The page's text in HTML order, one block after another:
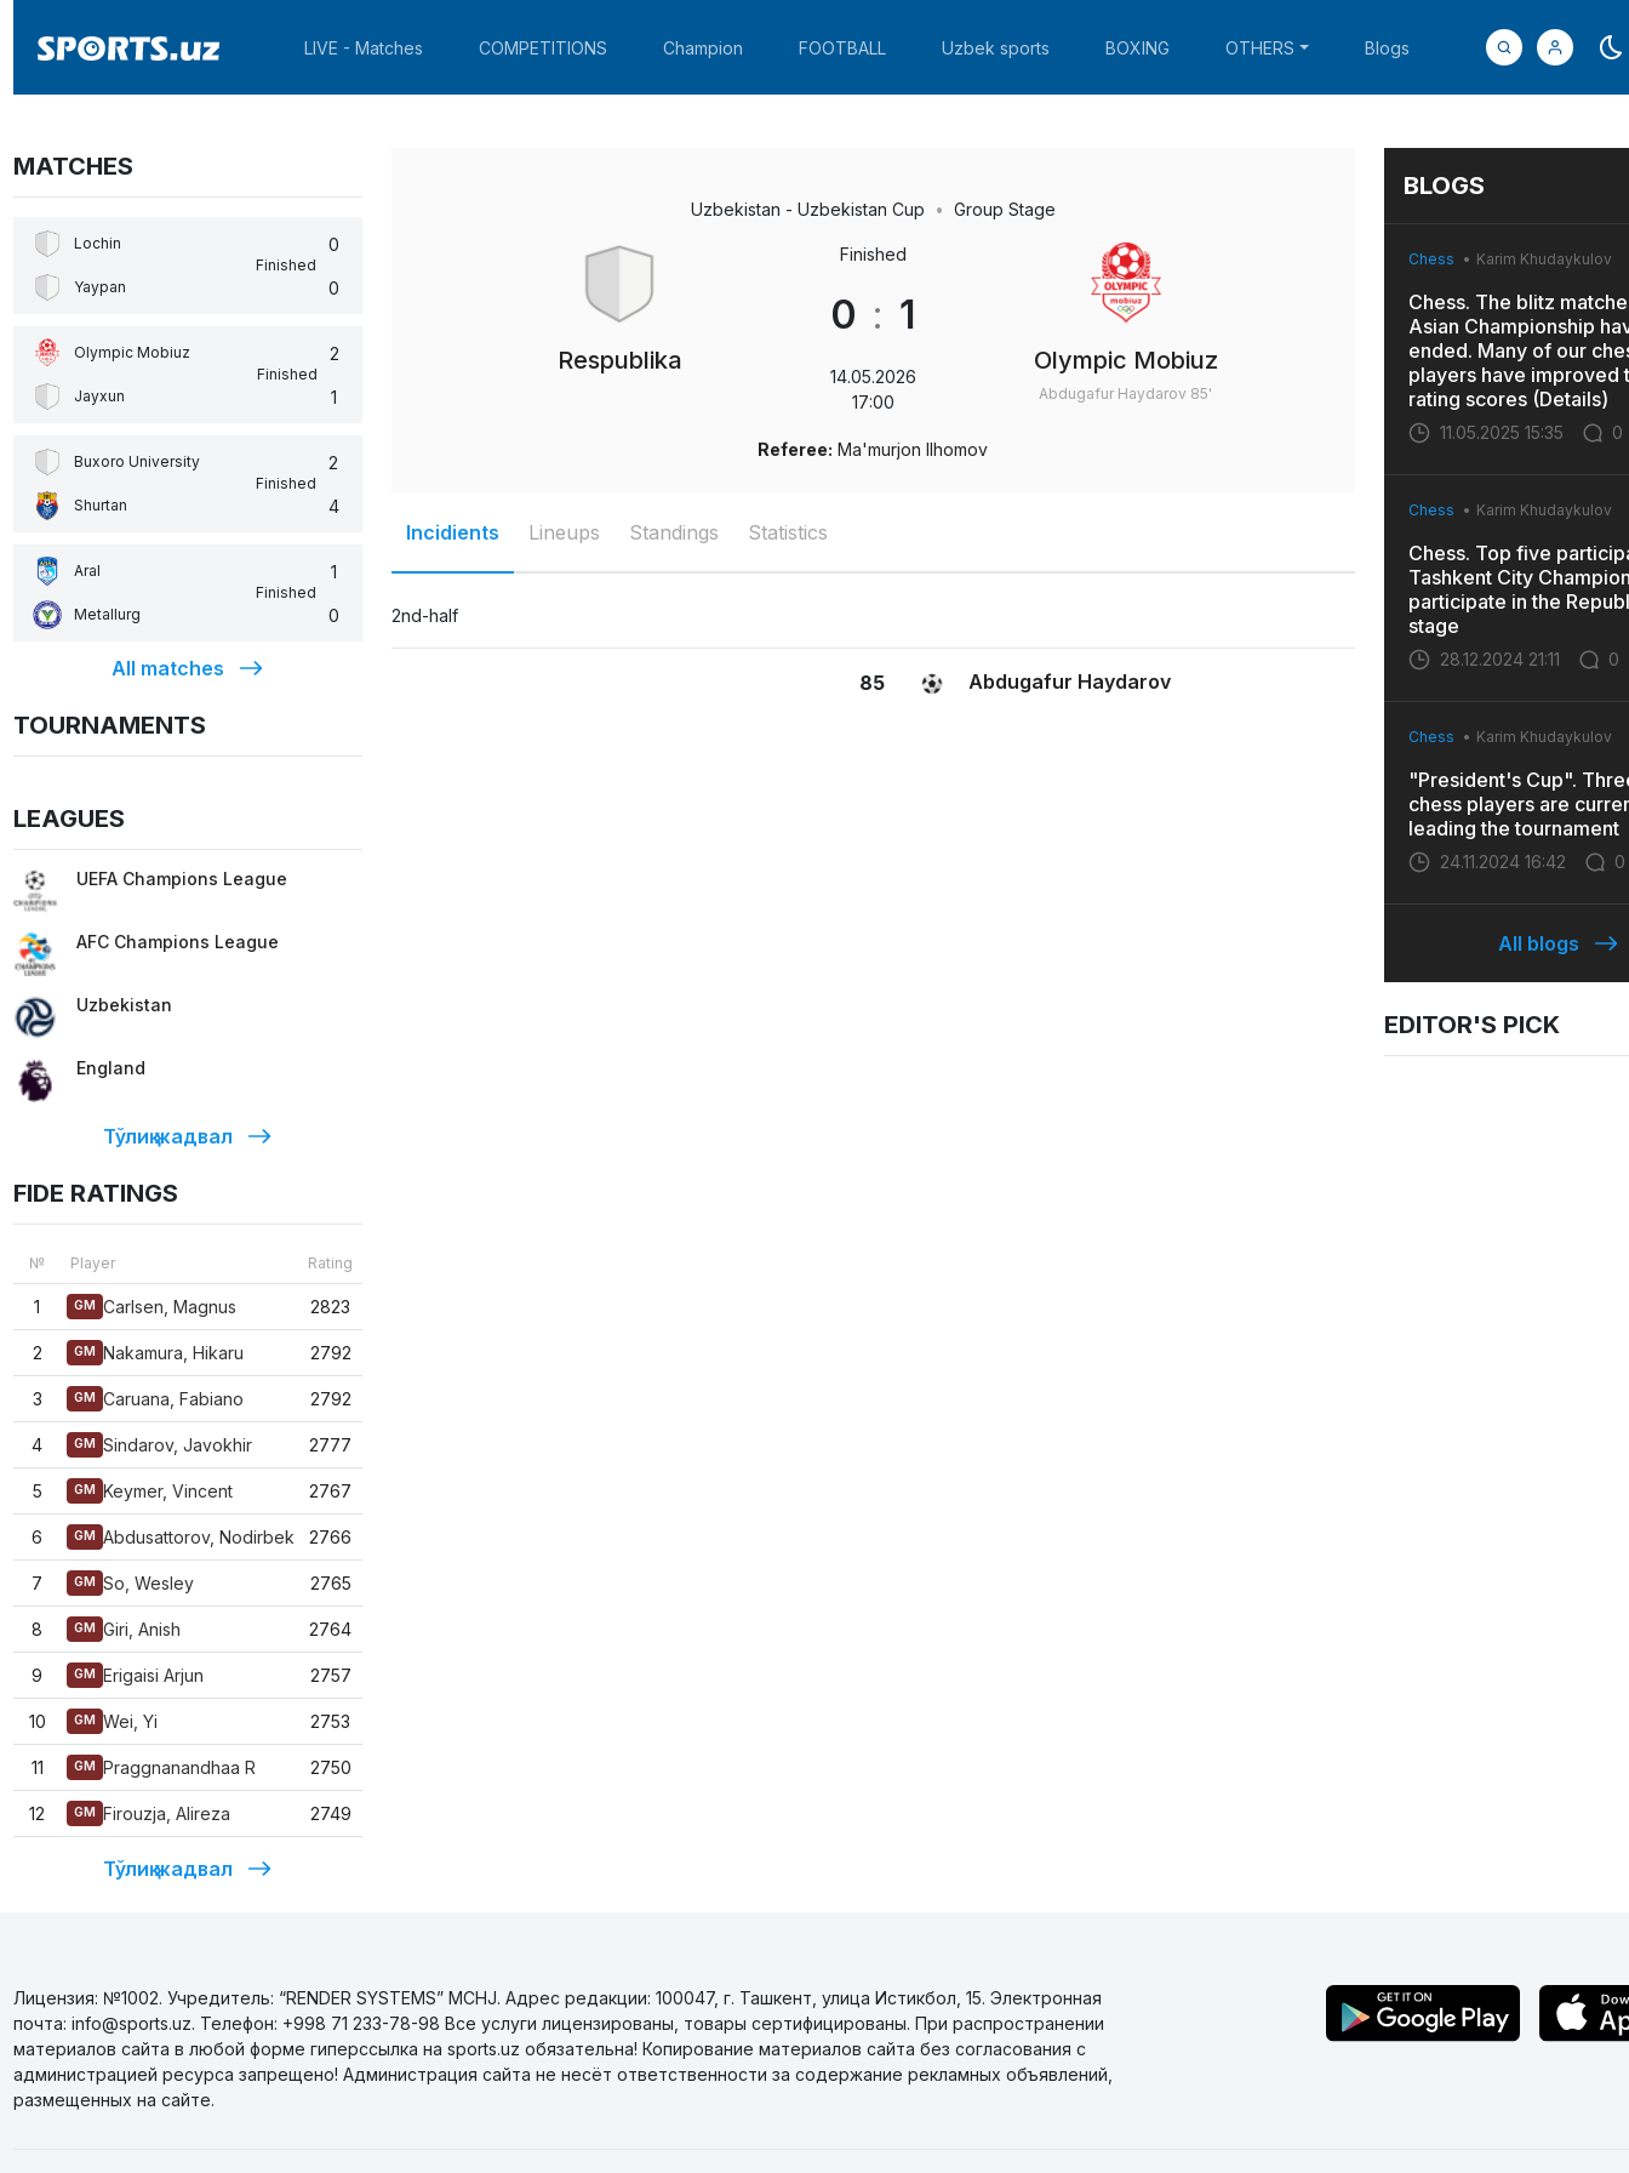
LIVE - Matches COMPETITIONS Champion FOOTBALL Uzbek sports BOXING OTHERS Blogs
MATCHES
Lochin
Yaypan
Finished
0
0
Olympic Mobiuz
Jayxun
Finished
2
1
Buxoro University
Shurtan
Finished
2
4
Aral
Metallurg
Finished
1
0
All matches
TOURNAMENTS
LEAGUES
UEFA Champions League
AFC Champions League
Uzbekistan
England
Тўлиқ жадвал
FIDE RATINGS
№ Player Rating
1 GM Carlsen, Magnus 2823
2 GM Nakamura, Hikaru 2792
3 GM Caruana, Fabiano 2792
4 GM Sindarov, Javokhir 2777
5 GM Keymer, Vincent 2767
6 GM Abdusattorov, Nodirbek 2766
7 GM So, Wesley 2765
8 GM Giri, Anish 2764
9 GM Erigaisi Arjun 2757
10 GM Wei, Yi 2753
11 GM Praggnanandhaa R 2750
12 GM Firouzja, Alireza 2749
Тўлиқ жадвал
Uzbekistan - Uzbekistan Cup Group Stage
Respublika
Finished
0 : 1
14.05.2026
17:00
Olympic Mobiuz
Abdugafur Haydarov 85'
Referee: Ma'murjon Ilhomov
Incidients Lineups Standings Statistics
2nd-half
85 Abdugafur Haydarov
BLOGS
Chess Karim Khudaykulov
Chess. The blitz
Asian Championship
ended. Many of our
players have improved
rating scores (Details)
11.05.2025 15:35 0
Chess Karim Khudaykulov
Chess. Top five
Tashkent City
participate in the
stage
28.12.2024 21:11 0
Chess Karim Khudaykulov
"President's Cup".
chess players are
leading the tournament
24.11.2024 16:42 0
All blogs
EDITOR'S PICK
Лицензия: №1002. Учредитель: “RENDER SYSTEMS” MCHJ. Адрес редакции: 100047, г. Ташкент, улица Истикбол, 15. Электронная
почта: info@sports.uz. Телефон: +998 71 233-78-98 Все услуги лицензированы, товары сертифицированы. При распространении
материалов сайта в любой форме гиперссылка на sports.uz обязательна! Копирование материалов сайта без согласования с
администрацией ресурса запрещено! Администрация сайта не несёт ответственности за содержание рекламных объявлений,
размещенных на сайте.